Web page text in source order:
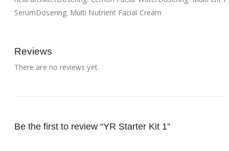
SerumDosering: Multi Nutrient Facial Cream
Reviews
There are no reviews yet.
Be the first to review “YR Starter Kit 1”